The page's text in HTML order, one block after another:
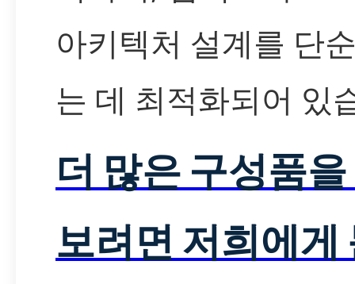
아키텍처 설계를 단
는 데 최적화되어 있
더 많은 구성품
보려면 저희에게